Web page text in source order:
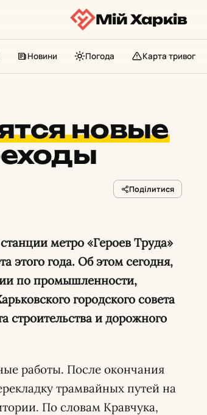
Мій Харків
Новини Погода Карта тривог
новые
Поділитися
метро «Героев Труда»
этого года. Об этом сегодня,
по промышленности,
городского совета
строительства и дорожного
работы. После окончания
трамвайных путей на
По словам Кравчука,